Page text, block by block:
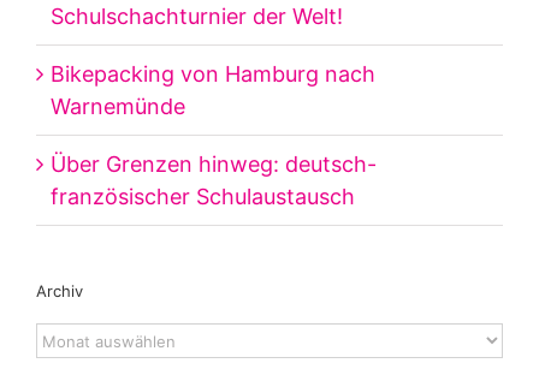
Schulschachturnier der Welt!
Bikepacking von Hamburg nach
Warnemünde
Über Grenzen hinweg: deutsch-
französischer Schulaustausch
Archiv
Archiv